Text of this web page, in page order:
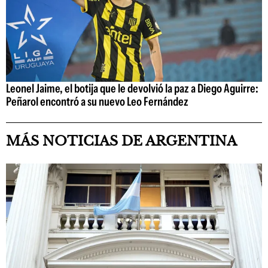
Leonel Jaime, el botija que le devolvió la paz a Diego Aguirre:
Peñarol encontró a su nuevo Leo Fernández
MÁS NOTICIAS DE ARGENTINA